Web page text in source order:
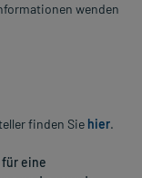
wenden
finden Sie hier.
eine